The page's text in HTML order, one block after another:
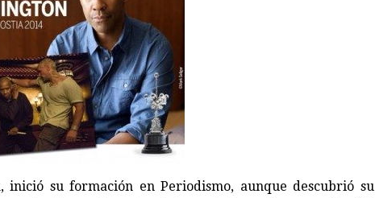
inició su formación en Periodismo, aunque descubrió su